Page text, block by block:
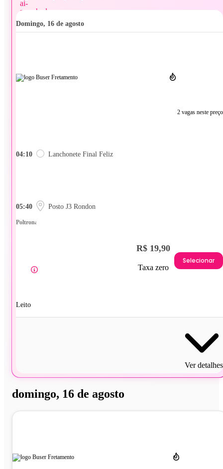
domingo, 16 de agosto
2 vagas neste preço
04:10 Lanchonete Final Feliz
05:40 Posto J3 Rondon
Poltrona
Leito
R$ 19,90
Taxa zero
Selecionar
Ver detalhes
domingo, 16 de agosto